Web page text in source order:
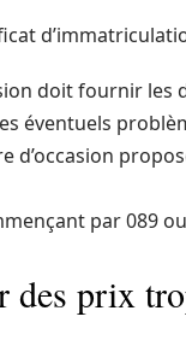
doit fournir les
éventuels
d’occasion
par 089
des prix